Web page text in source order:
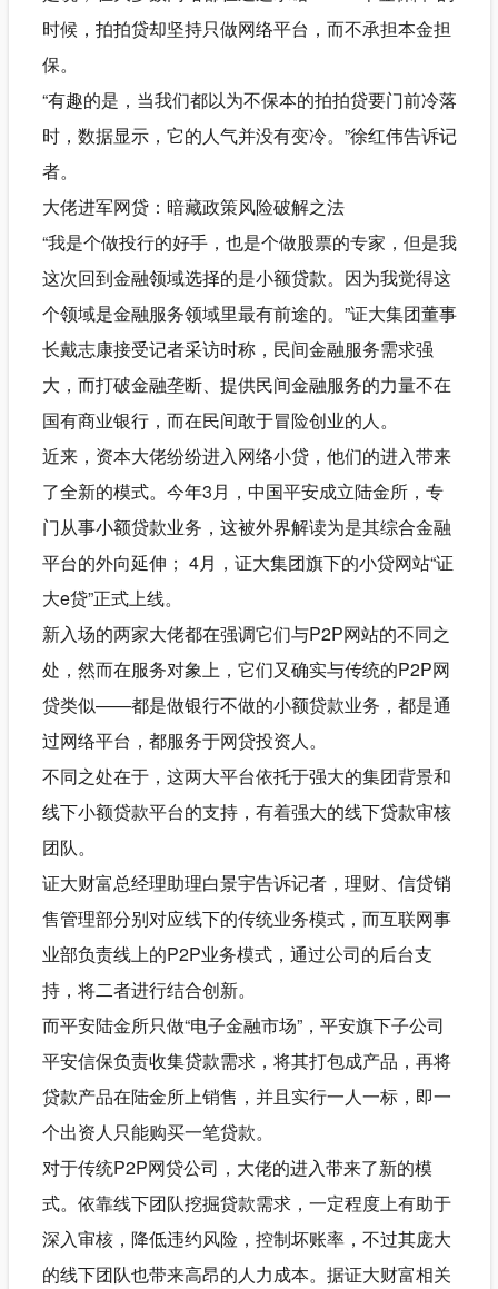
时候，拍拍贷却坚持只做网络平台，而不承担本金担
保。
“有趣的是，当我们都以为不保本的拍拍贷要门前冷落
时，数据显示，它的人气并没有变冷。”徐红伟告诉记
者。
大佬进军网贷：暗藏政策风险破解之法
“我是个做投行的好手，也是个做股票的专家，但是我
这次回到金融领域选择的是小额贷款。因为我觉得这
个领域是金融服务领域里最有前途的。”证大集团董事
长戴志康接受记者采访时称，民间金融服务需求强
大，而打破金融垄断、提供民间金融服务的力量不在
国有商业银行，而在民间敢于冒险创业的人。
近来，资本大佬纷纷进入网络小贷，他们的进入带来
了全新的模式。今年3月，中国平安成立陆金所，专
门从事小额贷款业务，这被外界解读为是其综合金融
平台的外向延伸； 4月，证大集团旗下的小贷网站“证
大e贷”正式上线。
新入场的两家大佬都在强调它们与P2P网站的不同之
处，然而在服务对象上，它们又确实与传统的P2P网
贷类似——都是做银行不做的小额贷款业务，都是通
过网络平台，都服务于网贷投资人。
不同之处在于，这两大平台依托于强大的集团背景和
线下小额贷款平台的支持，有着强大的线下贷款审核
团队。
证大财富总经理助理白景宇告诉记者，理财、信贷销
售管理部分别对应线下的传统业务模式，而互联网事
业部负责线上的P2P业务模式，通过公司的后台支
持，将二者进行结合创新。
而平安陆金所只做“电子金融市场”，平安旗下子公司
平安信保负责收集贷款需求，将其打包成产品，再将
贷款产品在陆金所上销售，并且实行一人一标，即一
个出资人只能购买一笔贷款。
对于传统P2P网贷公司，大佬的进入带来了新的模
式。依靠线下团队挖掘贷款需求，一定程度上有助于
深入审核，降低违约风险，控制坏账率，不过其庞大
的线下团队也带来高昂的人力成本。据证大财富相关